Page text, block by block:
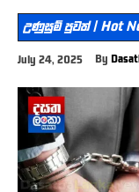
උණුසුම් පුවත් | Hot
July 24, 2025 By